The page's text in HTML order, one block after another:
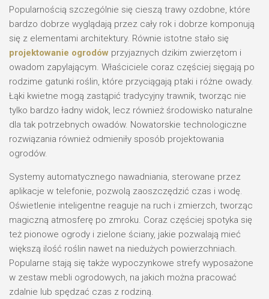
Popularnością szczególnie się cieszą trawy ozdobne, które
bardzo dobrze wyglądają przez cały rok i dobrze komponują
się z elementami architektury. Równie istotne stało się
projektowanie ogrodów przyjaznych dzikim zwierzętom i
owadom zapylającym. Właściciele coraz częściej sięgają po
rodzime gatunki roślin, które przyciągają ptaki i różne owady.
Łąki kwietne mogą zastąpić tradycyjny trawnik, tworząc nie
tylko bardzo ładny widok, lecz również środowisko naturalne
dla tak potrzebnych owadów. Nowatorskie technologiczne
rozwiązania również odmieniły sposób projektowania
ogrodów.
Systemy automatycznego nawadniania, sterowane przez
aplikacje w telefonie, pozwolą zaoszczędzić czas i wodę.
Oświetlenie inteligentne reaguje na ruch i zmierzch, tworząc
magiczną atmosferę po zmroku. Coraz częściej spotyka się
też pionowe ogrody i zielone ściany, jakie pozwalają mieć
większą ilość roślin nawet na niedużych powierzchniach.
Popularne stają się także wypoczynkowe strefy wyposażone
w zestaw mebli ogrodowych, na jakich można pracować
zdalnie lub spędzać czas z rodziną.